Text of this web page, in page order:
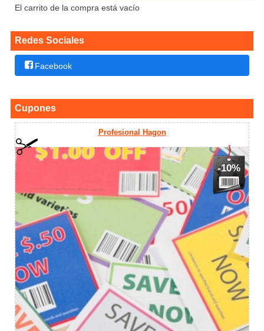
El carrito de la compra está vacío
Redes Sociales
Facebook
Cupones
Profesional Hagon
-10%